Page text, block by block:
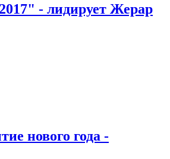
- лидирует Жерар
нового года -